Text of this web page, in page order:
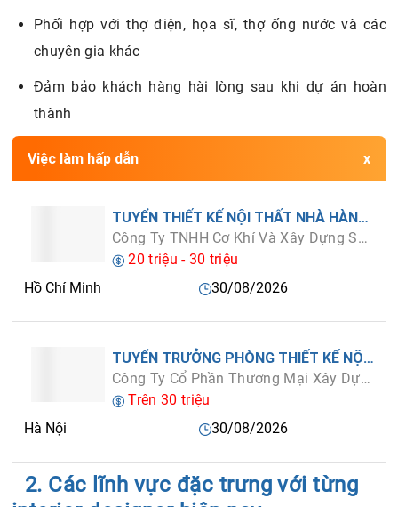
Phối hợp với thợ điện, họa sĩ, thợ ống nước và các
chuyên gia khác
Đảm bảo khách hàng hài lòng sau khi dự án hoàn
thành
Việc làm hấp dẫn
TUYỂN THIẾT KẾ NỘI THẤT NHÀ HÀNG, CAFE, SPA – LƯƠNG TỪ 20–25 TRIỆU
Công Ty TNHH Cơ Khí Và Xây Dựng Sức Trẻ
20 triệu - 30 triệu
Hồ Chí Minh
30/08/2026
TUYỂN TRƯỞNG PHÒNG THIẾT KẾ NỘI THẤT KIẾN TRÚC LƯƠNG TỪ 25-35 TRIỆU
Công Ty Cổ Phần Thương Mại Xây Dựng Fullhouse
Trên 30 triệu
Hà Nội
30/08/2026
2. Các lĩnh vực đặc trưng với từng